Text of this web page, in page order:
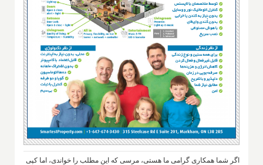
اگر شما همکاری گرامی ما هستی، مرسی که این مطلب را خواندی، اما کپی